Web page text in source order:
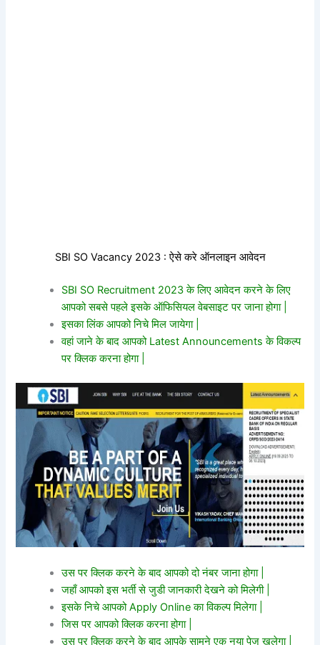
SBI SO Vacancy 2023 : ऐसे करे ऑनलाइन आवेदन
SBI SO Recruitment 2023 के लिए आवेदन करने के लिए
आपको सबसे पहले इसके ऑफिसियल वेबसाइट पर जाना होगा |
इसका लिंक आपको निचे मिल जायेगा |
वहां जाने के बाद आपको Latest Announcements के विकल्प
पर क्लिक करना होगा |
उस पर क्लिक करने के बाद आपको दो नंबर जाना होगा |
जहाँ आपको इस भर्ती से जुडी जानकारी देखने को मिलेगी |
इसके निचे आपको Apply Online का विकल्प मिलेगा |
जिस पर आपको क्लिक करना होगा |
उस पर क्लिक करने के बाद आपके सामने एक नया पेज खुलेगा |